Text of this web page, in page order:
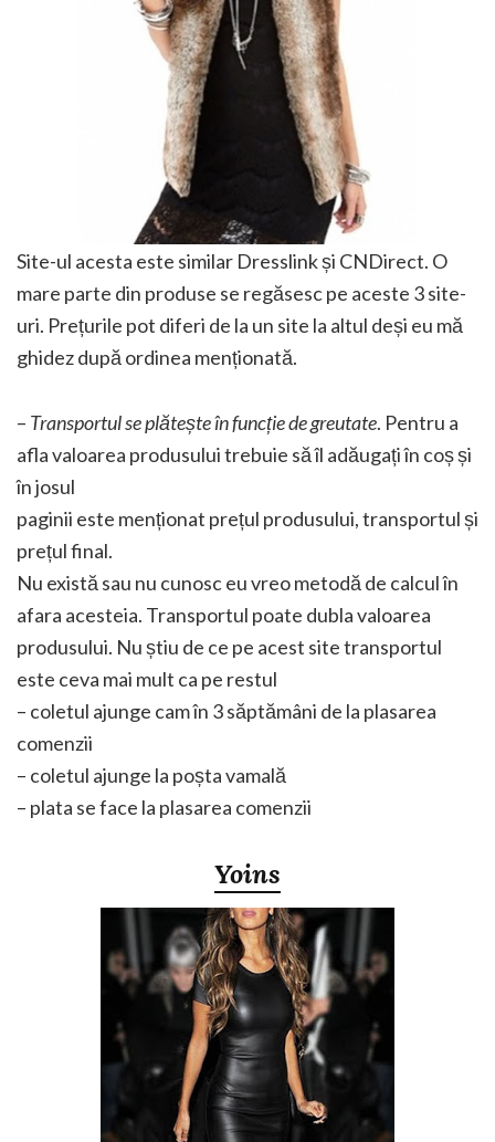
Site-ul acesta este similar Dresslink și CNDirect. O
mare parte din produse se regăsesc pe aceste 3 site-
uri. Prețurile pot diferi de la un site la altul deși eu mă
ghidez după ordinea menționată.
– Transportul se plătește în funcție de greutate. Pentru a
afla valoarea produsului trebuie să îl adăugați în coș și
în josul
paginii este menționat prețul produsului, transportul și
prețul final.
Nu există sau nu cunosc eu vreo metodă de calcul în
afara acesteia. Transportul poate dubla valoarea
produsului. Nu știu de ce pe acest site transportul
este ceva mai mult ca pe restul
– coletul ajunge cam în 3 săptămâni de la plasarea
comenzii
– coletul ajunge la poșta vamală
– plata se face la plasarea comenzii
Yoins